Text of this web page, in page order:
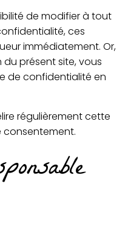
de modifier à tout
ces
immédiatement. Or,
présent site, vous
de confidentialité en
régulièrement cette